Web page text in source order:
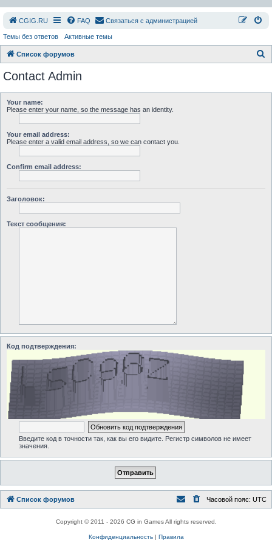
СGIG.RU FAQ Связаться с администрацией
Темы без ответов Активные темы
Список форумов
Contact Admin
Your name:
Please enter your name, so the message has an identity.
Your email address:
Please enter a valid email address, so we can contact you.
Confirm email address:
Заголовок:
Текст сообщения:
Код подтверждения:
Введите код в точности так, как вы его видите. Регистр символов не имеет
значения.
Список форумов Часовой пояс: UTC
Copyright © 2011 - 2026 CG in Games All rights reserved.
Конфиденциальность| Правила